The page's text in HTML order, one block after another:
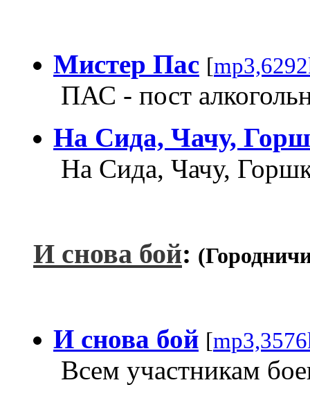
Мистер Пас [
ПАС - пост
На Сида, Чачу,
На Сида, Чачу,
И снова бой:
И снова бой [
Всем участникам